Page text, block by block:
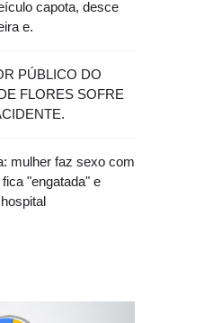
capota, desce
e.
PÚBLICO DO
FLORES SOFRE
mulher faz sexo com
"engatada" e